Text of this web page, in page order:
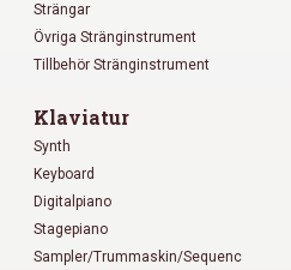
Strängar
Övriga Stränginstrument
Tillbehör Stränginstrument
Klaviatur
Synth
Keyboard
Digitalpiano
Stagepiano
Sampler/Trummaskin/Sequenc